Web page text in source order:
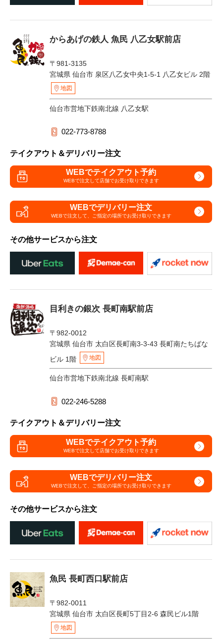
からあげの鉄人 魚民 八乙女駅前店
〒981-3135
宮城県 仙台市 泉区八乙女中央1-5-1 八乙女ビル 2階
地図
仙台市営地下鉄南北線 八乙女駅
022-773-8788
テイクアウト＆デリバリー注文
WEBでテイクアウト予約
WEBで注文して店舗でお受け取りできます
WEBでデリバリー注文
WEBで注文して、 ご指定の場所でお受け取りできます
その他サービスから注文
目利きの銀次 長町南駅前店
〒982-0012
宮城県 仙台市 太白区長町南3-3-43 長町南たちばな
ビル 1階
地図
仙台市営地下鉄南北線 長町南駅
022-246-5288
テイクアウト＆デリバリー注文
WEBでテイクアウト予約
WEBで注文して店舗でお受け取りできます
WEBでデリバリー注文
WEBで注文して、 ご指定の場所でお受け取りできます
その他サービスから注文
魚民 長町西口駅前店
〒982-0011
宮城県 仙台市 太白区長町5丁目2-6 森民ビル1階
地図